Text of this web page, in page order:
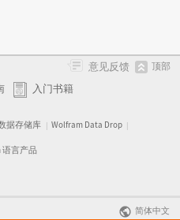
意见反馈 顶部
入门书籍
据存储库 | Wolfram Data Drop |
语言产品
简体中文